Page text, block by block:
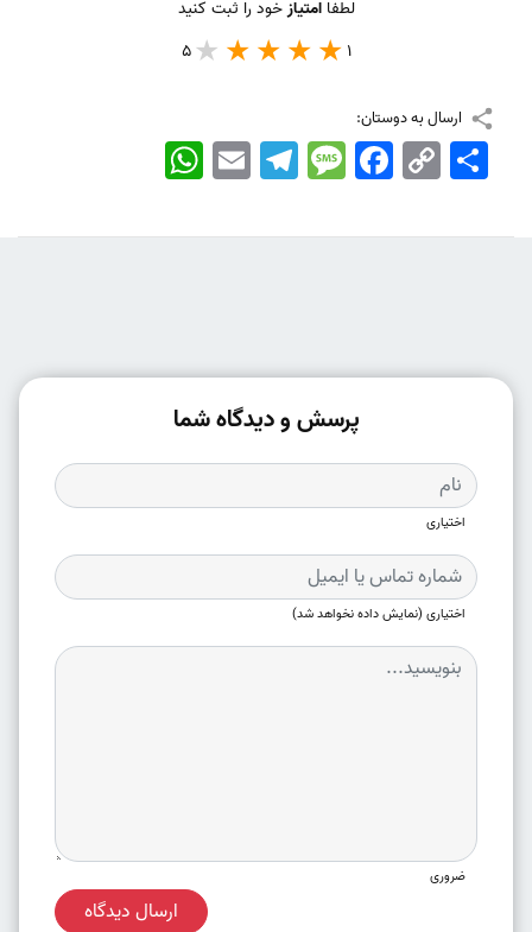
لطفاامتیازخود را ثبت کنید
1
5
ارسال به دوستان:
WhatsApp EmailTelegramMessageFacebook Copy
Link
اشتراک
پرسش و دیدگاه شما
اختیاری
اختیاری (نمایش داده نخواهد شد)
ضروری
ارسال دیدگاه